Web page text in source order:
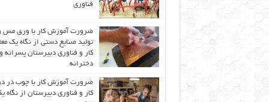
فناوری
ضرورت آموزش کار با ورق مس
تولید صنایع دستی از نگاه یک
کار و فناوری دبیرستان پسرانه و
دخترانه
ضرورت آموزش کار با چوب در
کار و فناوری دبیرستان از نگاه